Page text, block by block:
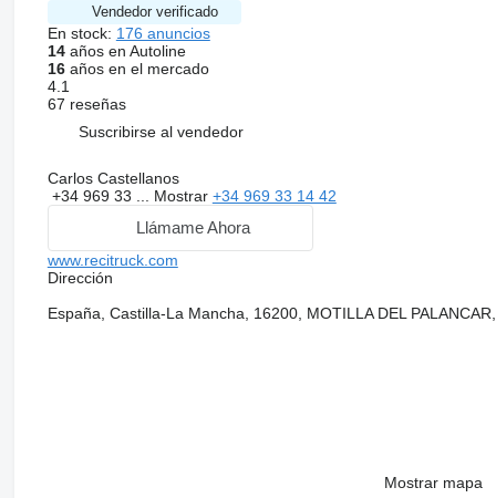
Vendedor verificado
En stock: 176 anuncios
14años en Autoline
16años en el mercado
4.1
67 reseñas
Suscribirse al vendedor
Carlos Castellanos
+34 969 33 ... Mostrar +34 969 33 14 42
Llámame Ahora
www.recitruck.com
Dirección
España, Castilla-La Mancha, 16200, MOTILLA DEL
Mostrar mapa